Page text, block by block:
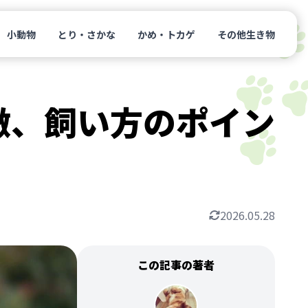
小動物 とり・さかな かめ・トカゲ その他生き物
飼い方のポイン
2026.05.28
この記事の著者